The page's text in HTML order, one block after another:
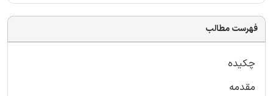
فهرست مطالب
چکیده
مقدمه